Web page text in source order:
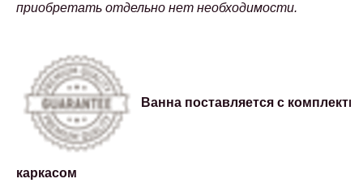
приобретать отдельно нет необходимости.
Ванна поставляется с
каркасом